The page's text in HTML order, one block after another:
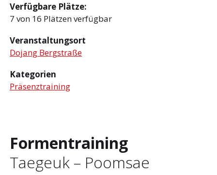
Verfügbare Plätze:
7 von 16 Plätzen verfügbar
Veranstaltungsort
Dojang Bergstraße
Kategorien
Präsenztraining
Formentraining
Taegeuk – Poomsae